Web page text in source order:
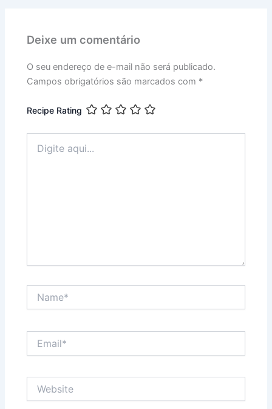
Deixe um comentário
O seu endereço de e-mail não será publicado.
Campos obrigatórios são marcados com *
Recipe Rating
aqui...